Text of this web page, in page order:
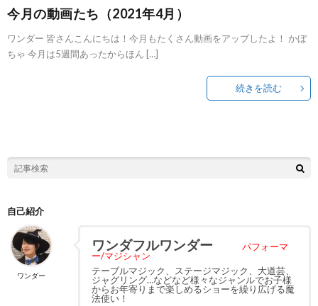
今月の動画たち（2021年4月）
ワンダー 皆さんこんにちは！今月もたくさん動画をアップしたよ！ かぼ
ちゃ 今月は5週間あったからほん […]
続きを読む
自己紹介
ワンダー
ワンダフルワンダー
パフォーマ
ー/マジシャン
テーブルマジック、ステージマジック、大道芸、
ジャグリング…などなど様々なジャンルでお子様
からお年寄りまで楽しめるショーを繰り広げる魔
法使い！